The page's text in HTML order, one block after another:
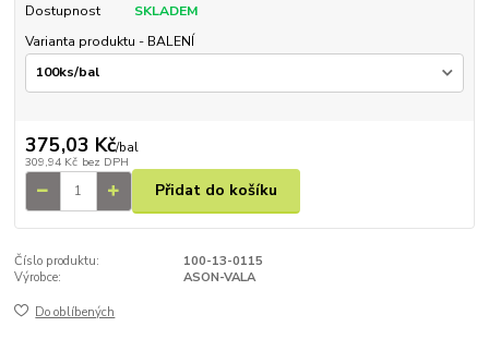
Dostupnost
SKLADEM
Varianta produktu - BALENÍ
375,03 Kč/bal
309,94 Kč bez DPH
Přidat do košíku
Číslo produktu:
100-13-0115
Výrobce:
ASON-VALA
Do oblíbených